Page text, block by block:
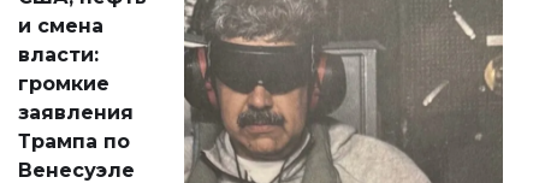
от слухов о
политических
реформах до
вопросов армии,
экономики и
личного здоровья.
и смена
власти:
громкие
заявления
Трампа по
Венесуэле